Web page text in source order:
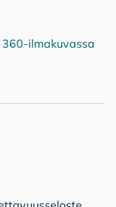
linkki
ilmakuvassa